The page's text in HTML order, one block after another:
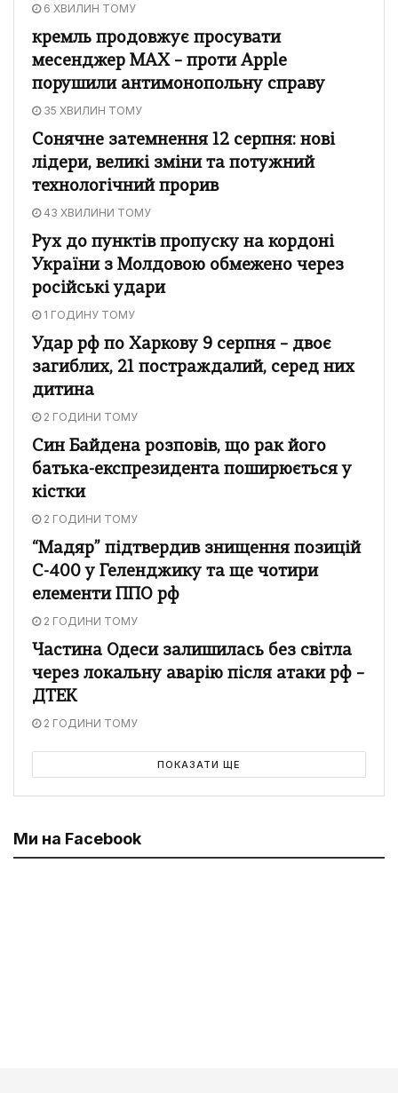
6 ХВИЛИН ТОМУ
кремль продовжує просувати
месенджер MAX – проти Apple
порушили антимонопольну справу
35 ХВИЛИН ТОМУ
Сонячне затемнення 12 серпня: нові
лідери, великі зміни та потужний
технологічний прорив
43 ХВИЛИНИ ТОМУ
Рух до пунктів пропуску на кордоні
України з Молдовою обмежено через
російські удари
1 ГОДИНУ ТОМУ
Удар рф по Харкову 9 серпня – двоє
загиблих, 21 постраждалий, серед них
дитина
2 ГОДИНИ ТОМУ
Син Байдена розповів, що рак його
батька-експрезидента поширюється у
кістки
2 ГОДИНИ ТОМУ
“Мадяр” підтвердив знищення позицій
С-400 у Геленджику та ще чотири
елементи ППО рф
2 ГОДИНИ ТОМУ
Частина Одеси залишилась без світла
через локальну аварію після атаки рф –
ДТЕК
2 ГОДИНИ ТОМУ
ПОКАЗАТИ ЩЕ
Ми на Facebook